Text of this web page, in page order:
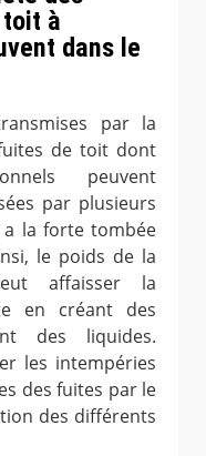
à
dans le
par la
de toit dont
peuvent
par plusieurs
a la forte tombée
le poids de la
affaisser la
en créant des
des liquides.
les intempéries
des fuites par le
des différents